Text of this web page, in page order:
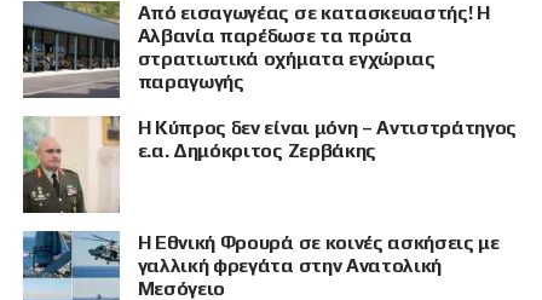
Από εισαγωγέας σε κατασκευαστής! Η
Αλβανία παρέδωσε τα πρώτα
στρατιωτικά οχήματα εγχώριας
παραγωγής
Η Κύπρος δεν είναι μόνη – Αντιστράτηγος
ε.α. Δημόκριτος Ζερβάκης
Η Εθνική Φρουρά σε κοινές ασκήσεις με
γαλλική φρεγάτα στην Ανατολική
Μεσόγειο